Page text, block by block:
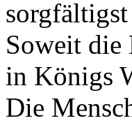
Soweit die
in Königs
Die